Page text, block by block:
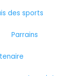
des sports
Parrains